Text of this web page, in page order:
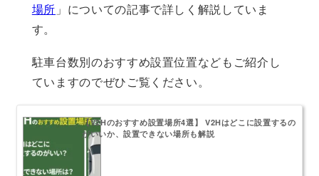
場所 」についての記事で詳しく解説していま
す。
駐車台数別のおすすめ設置位置などもご紹介し
ていますのでぜひご覧ください。
【V2Hのおすすめ設置場所4選】 V2Hはどこに設置するの
がいいか、設置できない場所も解説